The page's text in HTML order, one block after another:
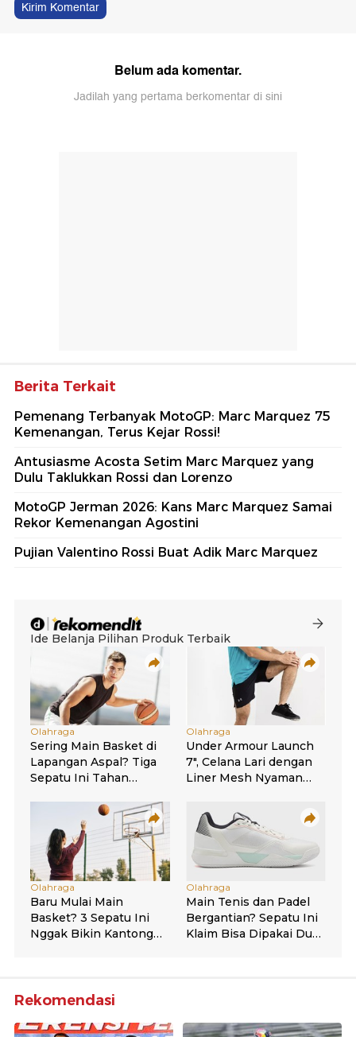
Kirim Komentar
Belum ada komentar.
Jadilah yang pertama berkomentar di sini
Berita Terkait
Pemenang Terbanyak MotoGP: Marc Marquez 75
Kemenangan, Terus Kejar Rossi!
Antusiasme Acosta Setim Marc Marquez yang
Dulu Taklukkan Rossi dan Lorenzo
MotoGP Jerman 2026: Kans Marc Marquez Samai
Rekor Kemenangan Agostini
Pujian Valentino Rossi Buat Adik Marc Marquez
Rekomendasi